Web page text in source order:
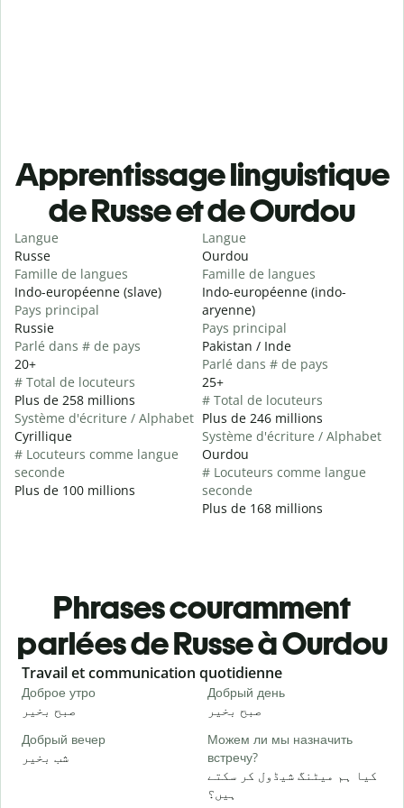
Apprentissage linguistique
de Russe et de Ourdou
Langue
Russe
Famille de langues
Indo-européenne (slave)
Pays principal
Russie
Parlé dans # de pays
20+
# Total de locuteurs
Plus de 258 millions
Système d'écriture / Alphabet
Cyrillique
# Locuteurs comme langue
seconde
Plus de 100 millions
Langue
Ourdou
Famille de langues
Indo-européenne (indo-
aryenne)
Pays principal
Pakistan / Inde
Parlé dans # de pays
25+
# Total de locuteurs
Plus de 246 millions
Système d'écriture / Alphabet
Ourdou
# Locuteurs comme langue
seconde
Plus de 168 millions
Phrases couramment
parlées de Russe à Ourdou
Slide 1 of 6
Travail et communication quotidienne
Доброе утро
صبح بخیر
Добрый день
صبح بخیر
Добрый вечер
شب بخیر
Можем ли мы назначить
встречу?
کیا ہم میٹنگ شیڈول کر سکتے
ہیں؟